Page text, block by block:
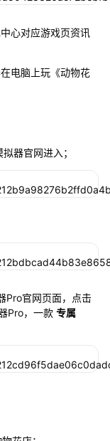
心对应游戏页资讯
电脑上玩《动物花
器官网进入；
Pro官网页面，点击
Pro，一款 专属